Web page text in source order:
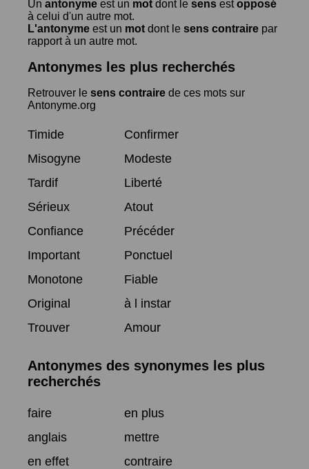
Un antonyme est un mot dont le sens estopposé
à celui d'un autre mot.
L'antonyme est un mot dont le sens contraire par
rapport à un autre mot.
Antonymes les plus recherchés
Retrouver le sens contraire de ces mots sur
Antonyme.org
Timide
Confirmer
Misogyne
Modeste
Tardif
Liberté
Sérieux
Atout
Confiance
Précéder
Important
Ponctuel
Monotone
Fiable
Original
à l instar
Trouver
Amour
Antonymes des synonymes les plus
recherchés
faire
en plus
anglais
mettre
en effet
contraire